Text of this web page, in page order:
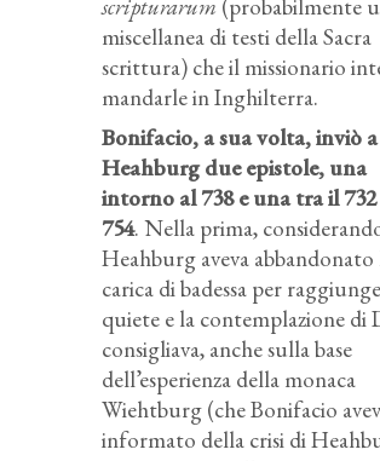
scripturarum (probabilmente
miscellanea di testi della Sacra
scrittura) che il missionario
mandarle in Inghilterra.
Bonifacio, a sua volta, inviò a
Heahburg due epistole, una
intorno al 738 e una tra il 732
754. Nella prima,
Heahburg aveva abbandonato
carica di badessa per
quiete e la contemplazione di
consigliava, anche sulla base
dell’esperienza della monaca
Wiehtburg (che Bonifacio
informato della crisi di